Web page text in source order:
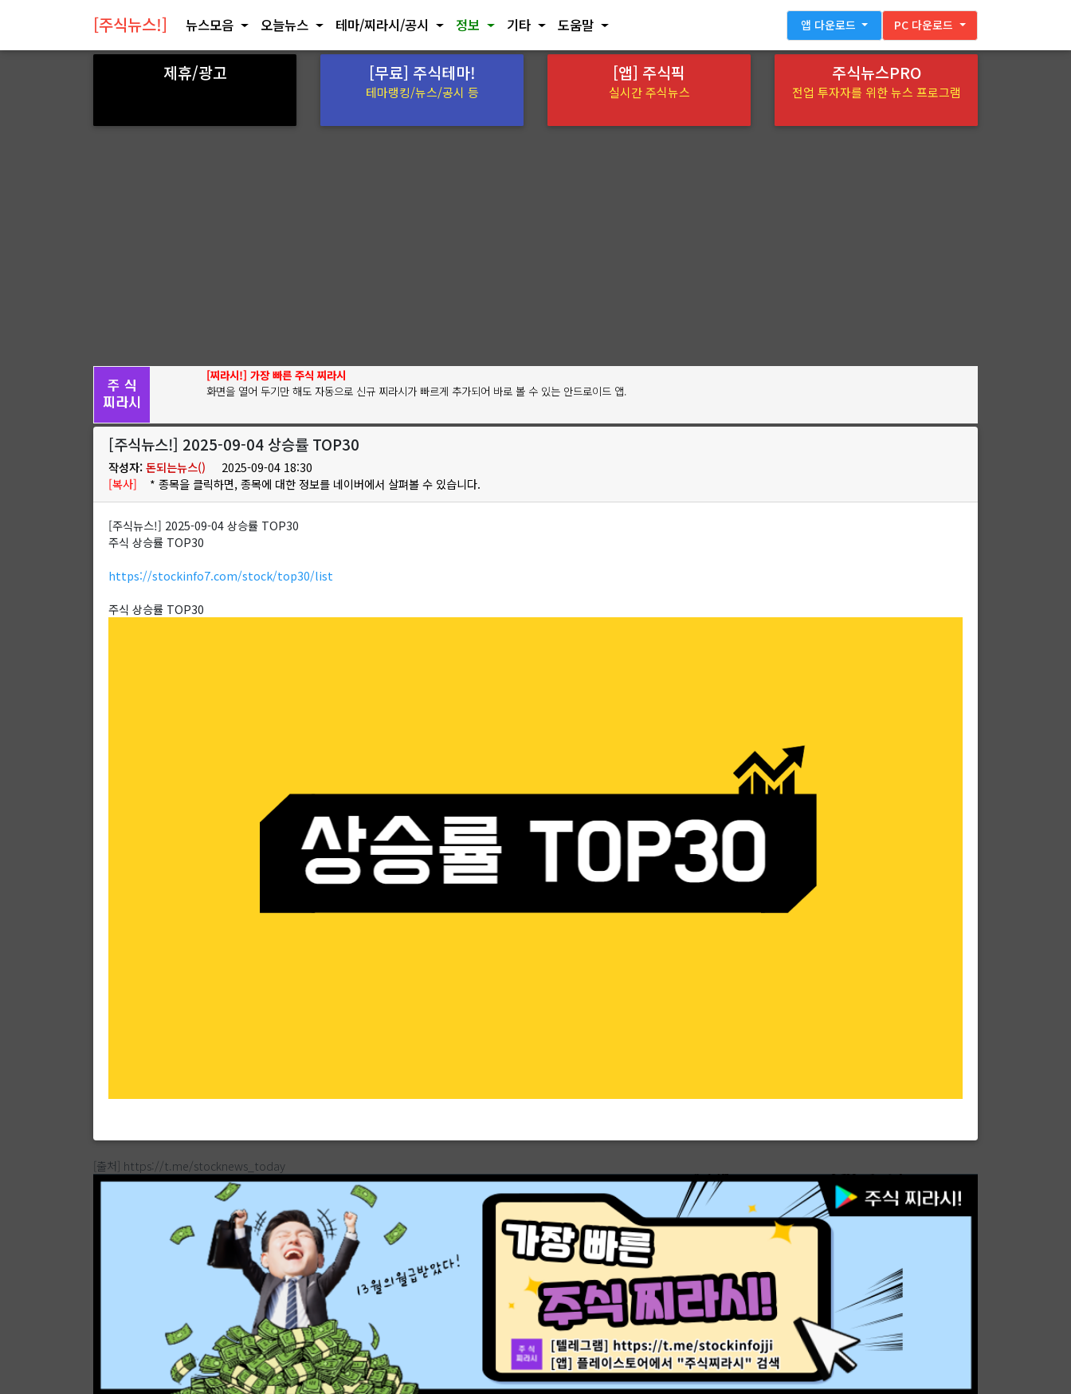
[주식뉴스!] 뉴스모음 오늘뉴스 테마/찌라시/공시 정보 기타 도움말 앱 다운로드 PC 다운로드
제휴/광고 [무료] 주식테마!
테마랭킹/뉴스/공시 등
[앱] 주식픽
실시간 주식뉴스
주식뉴스PRO
전업 투자자를 위한 뉴스 프로그램
[찌라시!] 가장 빠른 주식 찌라시
화면을 열어 두기만 해도 자동으로 신규 찌라시가 빠르게 추가되어 바로 볼 수 있는 안드로이드 앱.
[주식뉴스!] 2025-09-04 상승률 TOP30
작성자:돈되는뉴스() 2025-09-04 18:30
[복사] * 종목을 클릭하면, 종목에 대한 정보를 네이버에서 살펴볼 수 있습니다.
[주식뉴스!] 2025-09-04 상승률 TOP30
주식 상승률 TOP30
https://stockinfo7.com/stock/top30/list
주식 상승률 TOP30
[출처] https://t.me/stocknews_today